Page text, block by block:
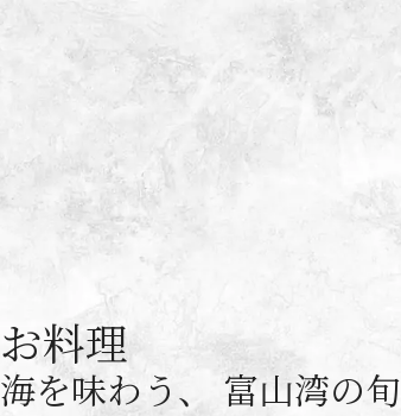
お料理
海を味わう、 富山湾の旬